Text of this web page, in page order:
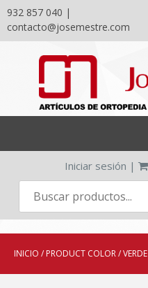
932 857 040 |
contacto@josemestre.com
content
Iniciar sesión |
INICIO / PRODUCT COLOR / VERDE